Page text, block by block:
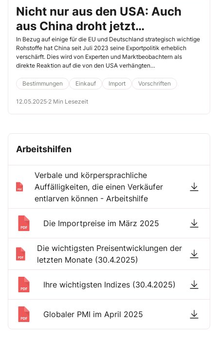
Nicht nur aus den USA: Auch
aus China droht jetzt
Gegenwind für Europa und
Deutschland
In Bezug auf einige für die EU und Deutschland strategisch wichtige
Rohstoffe hat China seit Juli 2023 seine Exportpolitik erheblich
verschärft. Dies wird von Experten und Marktbeobachtern als
direkte Reaktion auf die von den USA verhängten
interpretiert.
Bestimmungen Einkauf Import Vorschriften
12.05.2025·2 Min Lesezeit
Arbeitshilfen
Verbale und körpersprachliche
Auffälligkeiten, die einen Verkäufer
entlarven können - Arbeitshilfe
Die Importpreise im März 2025
Die wichtigsten Preisentwicklungen der
letzten Monate (30.4.2025)
Ihre wichtigsten Indizes (30.4.2025)
Globaler PMI im April 2025